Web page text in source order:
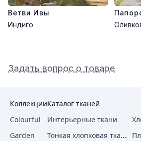
Ветви Ивы
Индиго
Задать вопрос о товаре
Коллекции
Colourful
Garden
Каталог тканей
Интерьерные ткани
Тонкая хлопковая ткань